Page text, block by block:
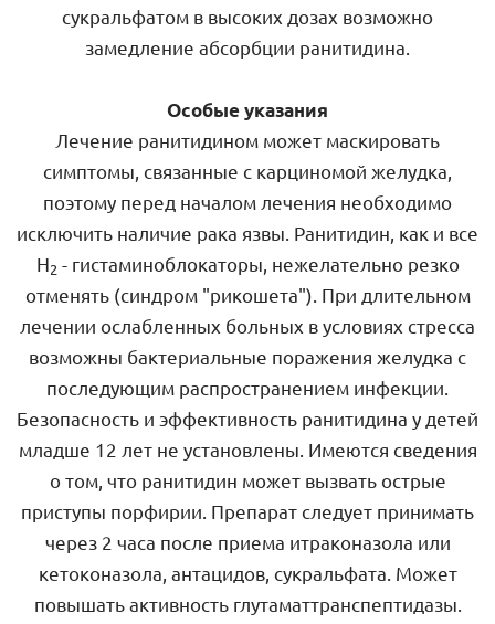
сукральфатом в высоких дозах возможно
замедление абсорбции ранитидина.
Особые указания
Лечение ранитидином может маскировать
симптомы, связанные с карциномой желудка,
поэтому перед началом лечения необходимо
исключить наличие рака язвы. Ранитидин, как и все
Н2 - гистаминоблокаторы, нежелательно резко
отменять (синдром "рикошета"). При длительном
лечении ослабленных больных в условиях стресса
возможны бактериальные поражения желудка с
последующим распространением инфекции.
Безопасность и эффективность ранитидина у детей
младше 12 лет не установлены. Имеются сведения
о том, что ранитидин может вызвать острые
приступы порфирии. Препарат следует принимать
через 2 часа после приема итраконазола или
кетоконазола, антацидов, сукральфата. Может
повышать активность глутаматтранспептидазы.